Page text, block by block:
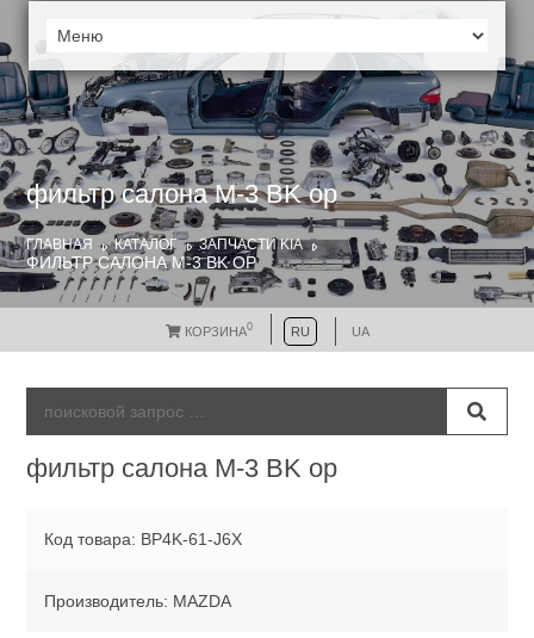
фильтр салона M-3 BK ор
ГЛАВНАЯ КАТАЛОГ ЗАПЧАСТИ KIA
ФИЛЬТР САЛОНА M-3 BK ОР
КОРЗИНА0 RU UA
фильтр салона M-3 BK ор
Код товара: BP4K-61-J6X
Производитель: MAZDA